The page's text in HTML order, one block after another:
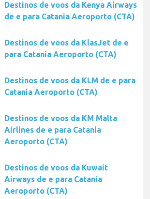
Destinos de voos da Kenya Airways
de e para Catania Aeroporto (CTA)
Destinos de voos da KlasJet de e
para Catania Aeroporto (CTA)
Destinos de voos da KLM de e para
Catania Aeroporto (CTA)
Destinos de voos da KM Malta
Airlines de e para Catania
Aeroporto (CTA)
Destinos de voos da Kuwait
Airways de e para Catania
Aeroporto (CTA)